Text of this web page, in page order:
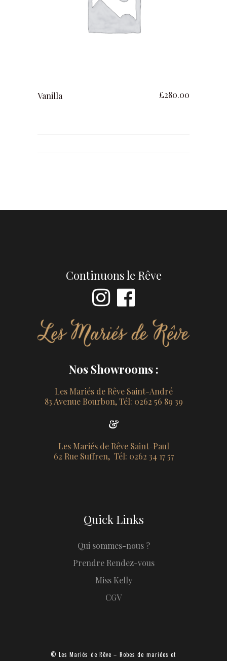
Vanilla £280.00
Continuons le Rêve
Nos Showrooms :
Les Mariés de Rêve Saint-André
83 Avenue Bourbon, Tél: 0262 56 89 39
&
Les Mariés de Rêve Saint-Paul
62 Rue Suffren, Tél: 0262 34 17 57
Quick Links
Qui sommes-nous ?
Prendre Rendez-vous
Miss Kelly
CGV
© Les Mariés de Rêve – Robes de mariées et